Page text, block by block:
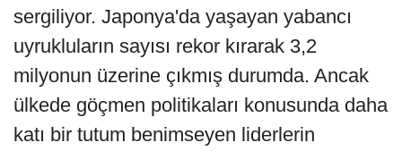
sergiliyor. Japonya'da yaşayan yabancı
uyrukluların sayısı rekor kırarak 3,2
milyonun üzerine çıkmış durumda. Ancak
ülkede göçmen politikaları konusunda daha
katı bir tutum benimseyen liderlerin